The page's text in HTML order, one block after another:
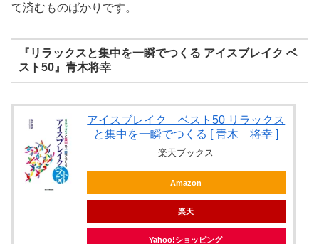
て済むものばかりです。
『リラックスと集中を一瞬でつくる アイスブレイク ベ
スト50』青木将幸
アイスブレイク ベスト50 リラックス
と集中を一瞬でつくる [ 青木 将幸 ]
楽天ブックス
Amazon
楽天
Yahoo!ショッピング